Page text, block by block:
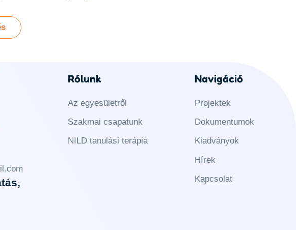
Rólunk
Az egyesületről
Szakmai csapatunk
NILD tanulási terápia
Navigáció
Projektek
Dokumentumok
Kiadványok
Hírek
Kapcsolat